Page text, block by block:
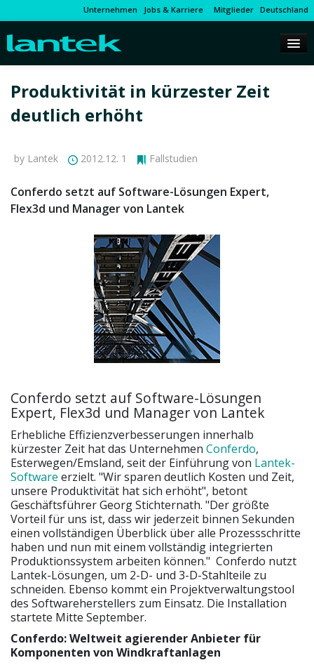
Unternehmen Jobs & Karriere Mitglieder Deutschland
Produktivität in kürzester Zeit
deutlich erhöht
by Lantek 2012.12. 1 Fallstudien
Conferdo setzt auf Software-Lösungen Expert,
Flex3d und Manager von Lantek
Conferdo setzt auf Software-Lösungen
Expert, Flex3d und Manager von Lantek
Erhebliche Effizienzverbesserungen innerhalb
kürzester Zeit hat das Unternehmen Conferdo,
Esterwegen/Emsland, seit der Einführung von Lantek-
Software erzielt. "Wir sparen deutlich Kosten und Zeit,
unsere Produktivität hat sich erhöht", betont
Geschäftsführer Georg Stichternath. "Der größte
Vorteil für uns ist, dass wir jederzeit binnen Sekunden
einen vollständigen Überblick über alle Prozessschritte
haben und nun mit einem vollständig integrierten
Produktionssystem arbeiten können." Conferdo nutzt
Lantek-Lösungen, um 2-D- und 3-D-Stahlteile zu
schneiden. Ebenso kommt ein Projektverwaltungstool
des Softwareherstellers zum Einsatz. Die Installation
startete Mitte September.
Conferdo: Weltweit agierender Anbieter für
Komponenten von Windkraftanlagen